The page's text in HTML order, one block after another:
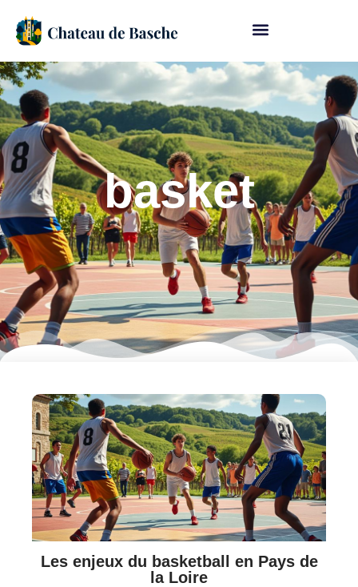
basket
Les enjeux du basketball en Pays de
la Loire